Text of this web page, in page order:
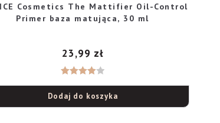
Cosmetics The Mattifier Oil-Control
Primer baza matująca, 30 ml
4.00na
5
23,99 zł
Dodaj do koszyka